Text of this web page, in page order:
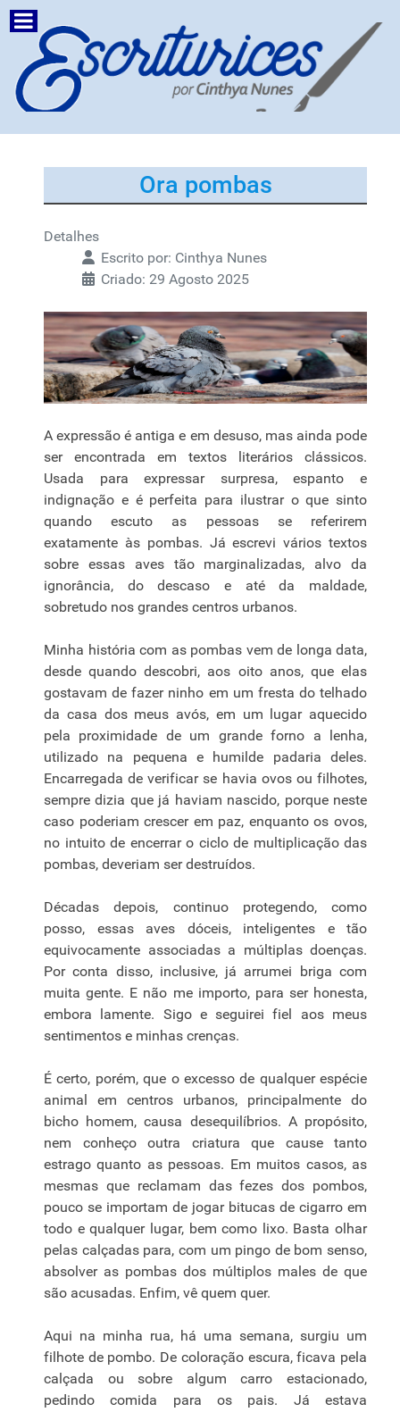
Ora pombas
Detalhes
Escrito por: Cinthya Nunes
Criado: 29 Agosto 2025
A expressão é antiga e em desuso, mas ainda pode
ser encontrada em textos literários clássicos.
Usada para expressar surpresa, espanto e
indignação e é perfeita para ilustrar o que sinto
quando escuto as pessoas se referirem
exatamente às pombas. Já escrevi vários textos
sobre essas aves tão marginalizadas, alvo da
ignorância, do descaso e até da maldade,
sobretudo nos grandes centros urbanos.
Minha história com as pombas vem de longa data,
desde quando descobri, aos oito anos, que elas
gostavam de fazer ninho em um fresta do telhado
da casa dos meus avós, em um lugar aquecido
pela proximidade de um grande forno a lenha,
utilizado na pequena e humilde padaria deles.
Encarregada de verificar se havia ovos ou filhotes,
sempre dizia que já haviam nascido, porque neste
caso poderiam crescer em paz, enquanto os ovos,
no intuito de encerrar o ciclo de multiplicação das
pombas, deveriam ser destruídos.
Décadas depois, continuo protegendo, como
posso, essas aves dóceis, inteligentes e tão
equivocamente associadas a múltiplas doenças.
Por conta disso, inclusive, já arrumei briga com
muita gente. E não me importo, para ser honesta,
embora lamente. Sigo e seguirei fiel aos meus
sentimentos e minhas crenças.
É certo, porém, que o excesso de qualquer espécie
animal em centros urbanos, principalmente do
bicho homem, causa desequilíbrios. A propósito,
nem conheço outra criatura que cause tanto
estrago quanto as pessoas. Em muitos casos, as
mesmas que reclamam das fezes dos pombos,
pouco se importam de jogar bitucas de cigarro em
todo e qualquer lugar, bem como lixo. Basta olhar
pelas calçadas para, com um pingo de bom senso,
absolver as pombas dos múltiplos males de que
são acusadas. Enfim, vê quem quer.
Aqui na minha rua, há uma semana, surgiu um
filhote de pombo. De coloração escura, ficava pela
calçada ou sobre algum carro estacionado,
pedindo comida para os pais. Já estava